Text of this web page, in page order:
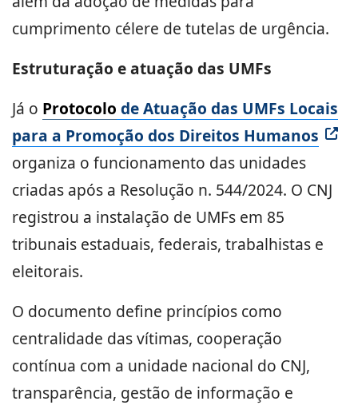
cumprimento célere de tutelas de urgência.
Estruturação e atuação das UMFs
Já o Protocolo de Atuação das UMFs Locais
para a Promoção dos Direitos Humanos
organiza o funcionamento das unidades
criadas após a Resolução n. 544/2024. O CNJ
registrou a instalação de UMFs em 85
tribunais estaduais, federais, trabalhistas e
eleitorais.
O documento define princípios como
centralidade das vítimas, cooperação
contínua com a unidade nacional do CNJ,
transparência, gestão de informação e